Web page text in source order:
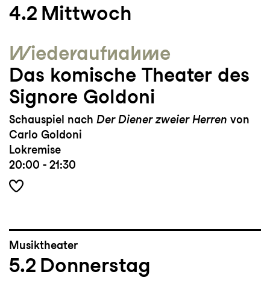
4.2 Mittwoch
Wieder­aufnahme
Das komische Theater des
Signore Goldoni
Schauspiel nach Der Diener zweier Herren von
Carlo Goldoni
Lokremise
20:00 - 21:30
Musiktheater
5.2 Donnerstag